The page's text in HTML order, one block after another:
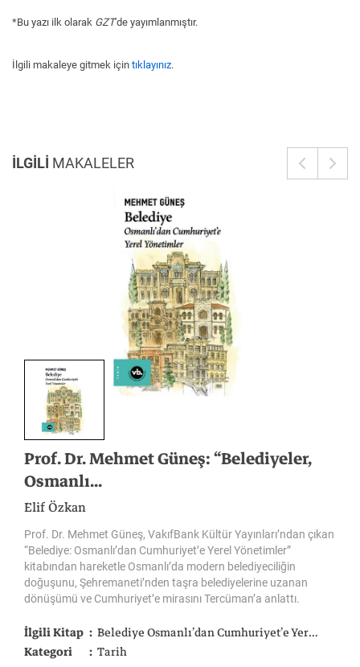
*Bu yazı ilk olarak GZT'de yayımlanmıştır.
İlgili makaleye gitmek için tıklayınız.
İLGİLİ MAKALELER
Prof. Dr. Mehmet Güneş: “Belediyeler,
Osmanlı...
Elif Özkan
Prof. Dr. Mehmet Güneş, VakıfBank Kültür Yayınları’ndan çıkan
“Belediye: Osmanlı’dan Cumhuriyet’e Yerel Yönetimler”
kitabından hareketle Osmanlı’da modern belediyeciliğin
doğuşunu, Şehremaneti’nden taşra belediyelerine uzanan
dönüşümü ve Cumhuriyet’e mirasını Tercüman’a anlattı.
İlgili Kitap
Belediye Osmanlı’dan Cumhuriyet’e Yerel Yönetimler
Kategori
Tarih